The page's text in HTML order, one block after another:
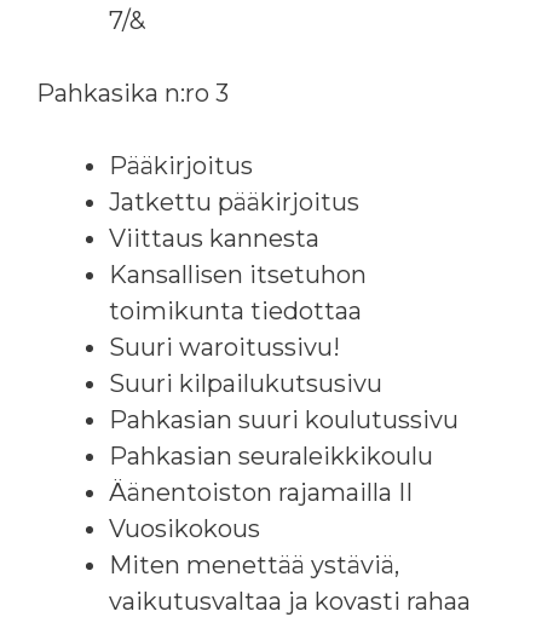
7/&
Pahkasika n:ro 3
Pääkirjoitus
Jatkettu pääkirjoitus
Viittaus kannesta
Kansallisen itsetuhon
toimikunta tiedottaa
Suuri waroitussivu!
Suuri kilpailukutsusivu
Pahkasian suuri koulutussivu
Pahkasian seuraleikkikoulu
Äänentoiston rajamailla II
Vuosikokous
Miten menettää ystäviä,
vaikutusvaltaa ja kovasti rahaa